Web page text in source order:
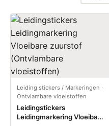
Leiding stickers / Markeringen ·
Ontvlambare vloeistoffen
Leidingstickers
Leidingmarkering Vloeibare